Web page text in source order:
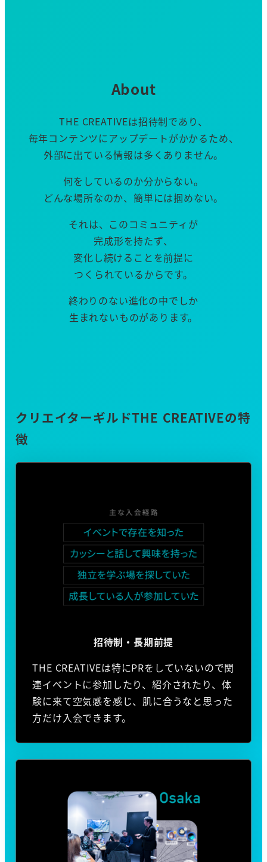
About
THE CREATIVEは招待制であり、
毎年コンテンツにアップデートがかかるため、
外部に出ている情報は多くありません。
何をしているのか分からない。
どんな場所なのか、簡単には掴めない。
それは、このコミュニティが
完成形を持たず、
変化し続けることを前提に
つくられているからです。
終わりのない進化の中でしか
生まれないものがあります。
クリエイターギルドTHE CREATIVEの特
徴
招待制・長期前提
THE CREATIVEは特にPRをしていないので関
連イベントに参加したり、紹介されたり、体
験に来て空気感を感じ、肌に合うなと思った
方だけ入会できます。